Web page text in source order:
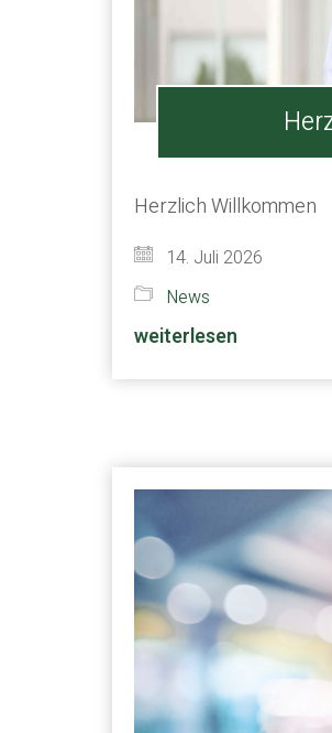
Herzlich Willkommen
14. Juli 2026
News
weiterlesen